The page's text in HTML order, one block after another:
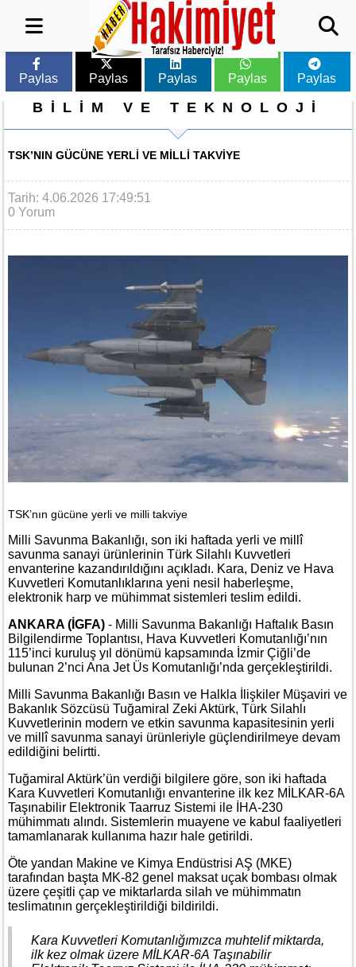
Paylas Paylas Paylas Paylas Paylas
BİLİM VE TEKNOLOJİ
TSK’NIN GÜCÜNE YERLI VE MILLI TAKVIYE
Tarih: 4.06.2026 17:49:51
0 Yorum
TSK’nın gücüne yerli ve milli takviye
Milli Savunma Bakanlığı, son iki haftada yerli ve millî
savunma sanayi ürünlerinin Türk Silahlı Kuvvetleri
envanterine kazandırıldığını açıkladı. Kara, Deniz ve Hava
Kuvvetleri Komutanlıklarına yeni nesil haberleşme,
elektronik harp ve mühimmat sistemleri teslim edildi.
ANKARA (İGFA) - Milli Savunma Bakanlığı Haftalık Basın
Bilgilendirme Toplantısı, Hava Kuvvetleri Komutanlığı’nın
115’inci kuruluş yıl dönümü kapsamında İzmir Çiğli’de
bulunan 2’nci Ana Jet Üs Komutanlığı’nda gerçekleştirildi.
Milli Savunma Bakanlığı Basın ve Halkla İlişkiler Müşaviri ve
Bakanlık Sözcüsü Tuğamiral Zeki Aktürk, Türk Silahlı
Kuvvetlerinin modern ve etkin savunma kapasitesinin yerli
ve millî savunma sanayi ürünleriyle güçlendirilmeye devam
edildiğini belirtti.
Tuğamiral Aktürk’ün verdiği bilgilere göre, son iki haftada
Kara Kuvvetleri Komutanlığı envanterine ilk kez MİLKAR-6A
Taşınabilir Elektronik Taarruz Sistemi ile İHA-230
mühimmatı alındı. Sistemlerin muayene ve kabul faaliyetleri
tamamlanarak kullanıma hazır hale getirildi.
Öte yandan Makine ve Kimya Endüstrisi AŞ (MKE)
tarafından başta MK-82 genel maksat uçak bombası olmak
üzere çeşitli çap ve miktarlarda silah ve mühimmatın
teslimatının gerçekleştirildiği bildirildi.
Kara Kuvvetleri Komutanlığımızca muhtelif miktarda,
ilk kez olmak üzere MİLKAR-6A Taşınabilir